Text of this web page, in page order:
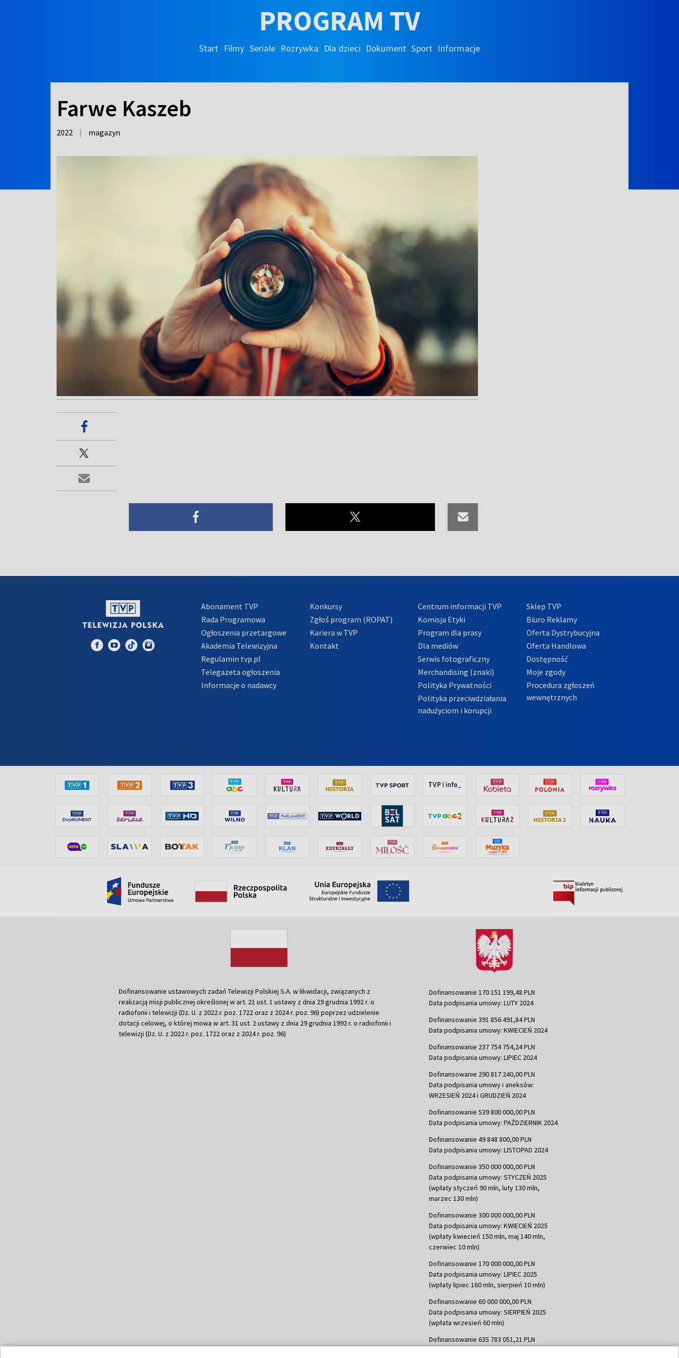
PROGRAM TV
Start Filmy Seriale Rozrywka Dla dzieci Dokument Sport Informacje
Farwe Kaszeb
2022 | magazyn
Abonament TVP
Rada Programowa
Ogłoszenia przetargowe
Akademia Telewizyjna
Regulamin tvp.pl
Telegazeta ogłoszenia
Informacje o nadawcy
Konkursy
Zgłoś program (ROPAT)
Kariera w TVP
Kontakt
Centrum informacji TVP
Komisja Etyki
Program dla prasy
Dla mediów
Serwis fotograficzny
Merchandising (znaki)
Polityka Prywatności
Polityka przeciwdziałania
nadużyciom i korupcji
Sklep TVP
Biuro Reklamy
Oferta Dystrybucyjna
Oferta Handlowa
Dostępność
Moje zgody
Procedura zgłoszeń
wewnętrznych
Dofinansowanie ustawowych zadań Telewizji Polskiej S.A. w likwidacji, związanych z
realizacją misji publicznej określonej w art. 21 ust. 1 ustawy z dnia 29 grudnia 1992 r. o
radiofonii i telewizji (Dz. U. z 2022 r. poz. 1722 oraz z 2024 r. poz. 96) poprzez udzielenie
dotacji celowej, o której mowa w art. 31 ust. 2 ustawy z dnia 29 grudnia 1992 r. o radiofonii i
telewizji (Dz. U. z 2022 r. poz. 1722 oraz z 2024 r. poz. 96)
Dofinansowanie 170 151 199,48 PLN
Data podpisania umowy: LUTY 2024
Dofinansowanie 391 856 491,84 PLN
Data podpisania umowy: KWIECIEŃ 2024
Dofinansowanie 237 754 754,24 PLN
Data podpisania umowy: LIPIEC 2024
Dofinansowanie 290 817 240,00 PLN
Data podpisania umowy i aneksów:
WRZESIEŃ 2024 i GRUDZIEŃ 2024
Dofinansowanie 539 800 000,00 PLN
Data podpisania umowy: PAŹDZIERNIK 2024
Dofinansowanie 49 848 800,00 PLN
Data podpisania umowy: LISTOPAD 2024
Dofinansowanie 350 000 000,00 PLN
Data podpisania umowy: STYCZEŃ 2025
(wpłaty styczeń 90 mln, luty 130 mln,
marzec 130 mln)
Dofinansowanie 300 000 000,00 PLN
Data podpisania umowy: KWIECIEŃ 2025
(wpłaty kwiecień 150 mln, maj 140 mln,
czerwiec 10 mln)
Dofinansowanie 170 000 000,00 PLN
Data podpisania umowy: LIPIEC 2025
(wpłaty lipiec 160 mln, sierpień 10 mln)
Dofinansowanie 60 000 000,00 PLN
Data podpisania umowy: SIERPIEŃ 2025
(wpłata wrzesień 60 mln)
Dofinansowanie 635 783 051,21 PLN